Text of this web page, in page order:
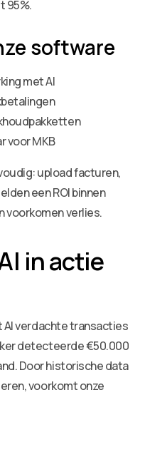
95%.
software
met AI
voor MKB
upload facturen,
een ROI binnen
voorkomen verlies.
in actie
AI verdachte transacties
detecteerde €50.000
Door historische data
voorkomt onze